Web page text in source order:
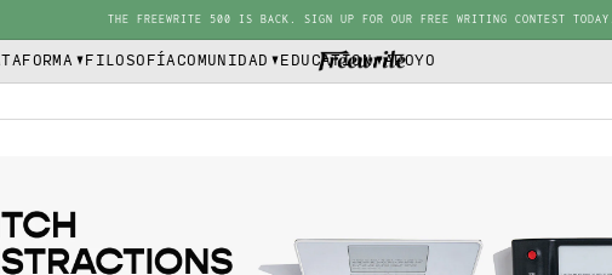
THE FREEWRITE 500 IS BACK. SIGN UP FOR OUR FREE WRITING CONTEST TODAY.
FILOSOFÍACOMUNIDAD EDUCATION APOYO